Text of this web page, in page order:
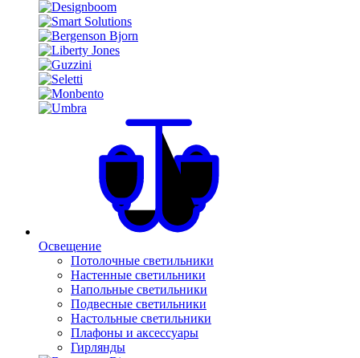
Освещение
Потолочные светильники
Настенные светильники
Напольные светильники
Подвесные светильники
Настольные светильники
Плафоны и аксессуары
Гирлянды